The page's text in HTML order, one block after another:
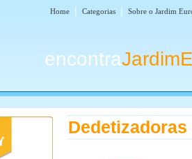
Home | Categorias | Sobre o Jardim
encontra